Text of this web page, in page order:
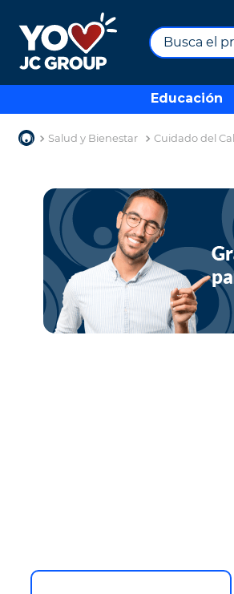
Busca el
Educación
Salud y Bienestar Cuidado del
TÉRMINOS MÁS BUSCADOS
nevera
6.
turismo
7.
tv
8.
9.